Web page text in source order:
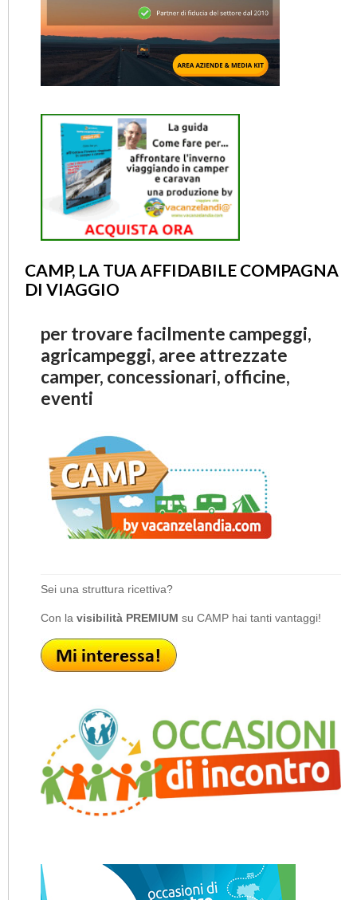
CAMP, LA TUA AFFIDABILE COMPAGNA
DI VIAGGIO
per trovare facilmente campeggi,
agricampeggi, aree attrezzate
camper, concessionari, officine,
eventi
Sei una struttura ricettiva?
Con la visibilità PREMIUM su CAMP hai tanti vantaggi!